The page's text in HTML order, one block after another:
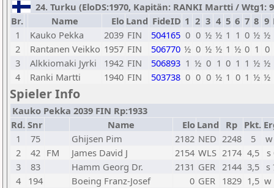
24. Turku (EloDS:1970, Kapitän: RANKI Martti / Wtg1:
Br.
Name Elo Land FideID 1 2 3 4 5 6 7 8 9
1
Kauko Pekka 2039 FIN 504165 0 0 ½ ½ 1 1 0 ½ ½
2
Rantanen Veikko 1957 FIN 506770 ½ 0 ½ ½ 1 ½ 0 1 0
3
Alkkiomaki Jyrki 1942 FIN 506893 1 ½ 0 1 0 1 1 ½ ½
4
Ranki Martti 1940 FIN 503738 0 0 0 ½ 1 0 1 ½ ½
Spieler Info
Kauko Pekka 2039 FIN Rp:1933
Rd. Snr Name Elo Land Rp Pkt.
1
75 Ghijsen Pim 2182 NED 2248 5
2
42 FM James David J 2154 WLS 2174 4,5
s
3
83 Hamm Georg Dr. 2131 GER 2144 3,5
s
4
194 Boeing Franz-Josef 0 GER 1829 1,5 w